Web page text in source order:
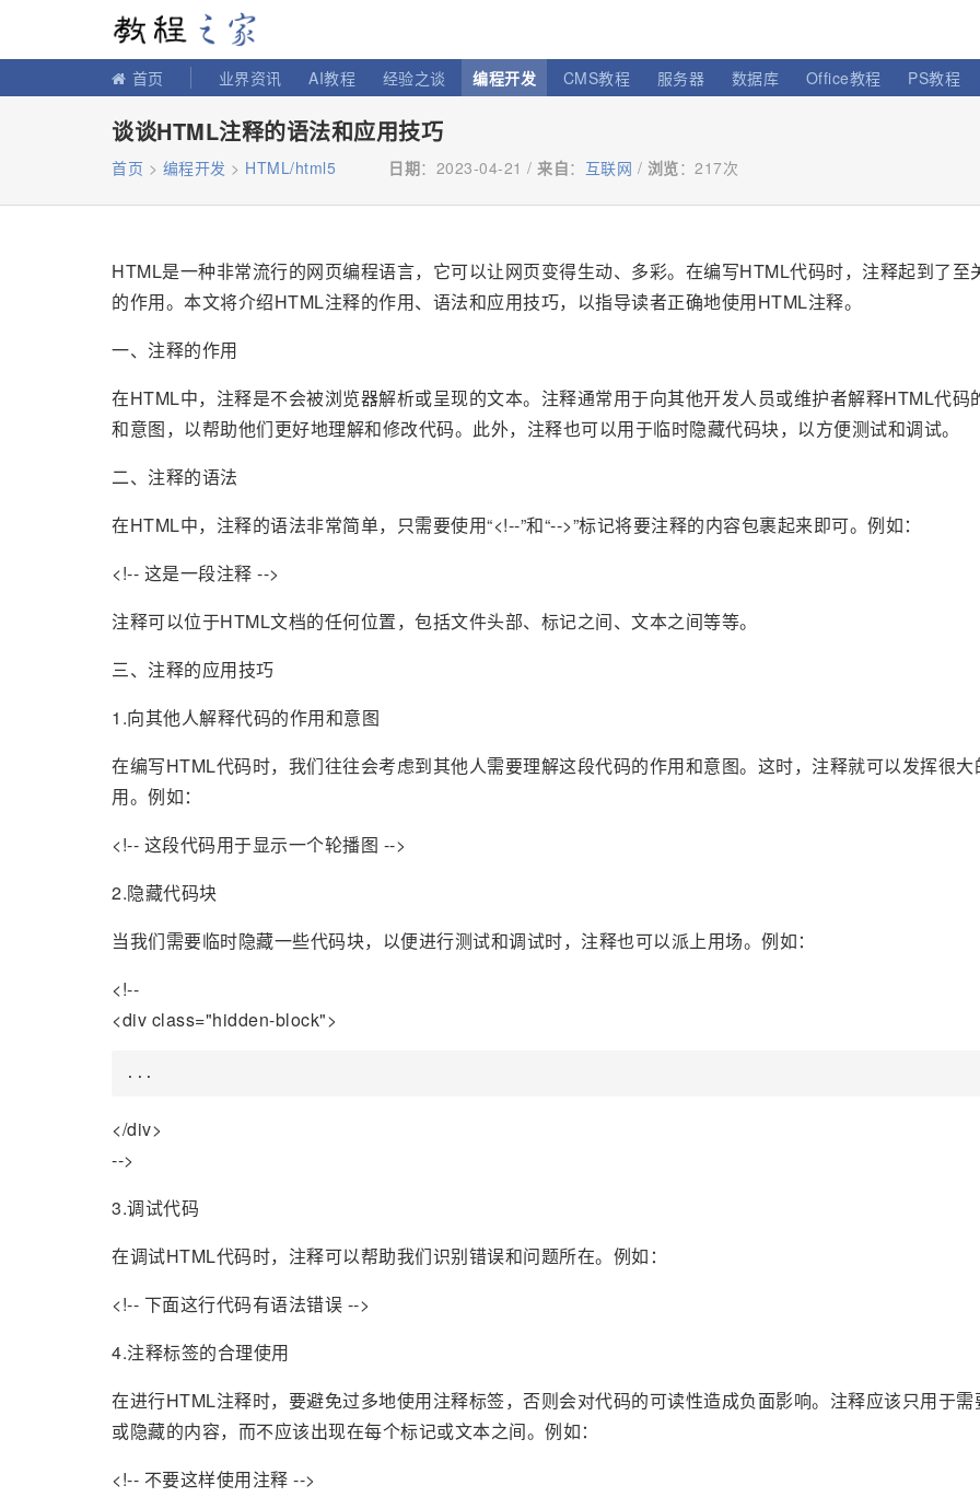
首页 业界资讯 AI教程 经验之谈 编程开发 CMS教程 服务器 数据库 Office教程 PS教程
谈谈HTML注释的语法和应用技巧
首页 > 编程开发 > HTML/html5 日期：2023-04-21 / 来自： 互联网 / 浏览： 217次
HTML是一种非常流行的网页编程语言，它可以让网页变得生动、多彩。在编写HTML代码时，注释起到了至
的作用。本文将介绍HTML注释的作用、语法和应用技巧，以指导读者正确地使用HTML注释。
一、注释的作用
在HTML中，注释是不会被浏览器解析或呈现的文本。注释通常用于向其他开发人员或维护者解释HTML代码
和意图，以帮助他们更好地理解和修改代码。此外，注释也可以用于临时隐藏代码块，以方便测试和调试。
二、注释的语法
在HTML中，注释的语法非常简单，只需要使用“<!--”和“-->”标记将要注释的内容包裹起来即可。例如：
<!-- 这是一段注释 -->
注释可以位于HTML文档的任何位置，包括文件头部、标记之间、文本之间等等。
三、注释的应用技巧
1.向其他人解释代码的作用和意图
在编写HTML代码时，我们往往会考虑到其他人需要理解这段代码的作用和意图。这时，注释就可以发挥很大
用。例如：
<!-- 这段代码用于显示一个轮播图 -->
2.隐藏代码块
当我们需要临时隐藏一些代码块，以便进行测试和调试时，注释也可以派上用场。例如：
<!--
<div class="hidden-block">
...
</div>
-->
3.调试代码
在调试HTML代码时，注释可以帮助我们识别错误和问题所在。例如：
<!-- 下面这行代码有语法错误 -->
4.注释标签的合理使用
在进行HTML注释时，要避免过多地使用注释标签，否则会对代码的可读性造成负面影响。注释应该只用于需
或隐藏的内容，而不应该出现在每个标记或文本之间。例如：
<!-- 不要这样使用注释 -->